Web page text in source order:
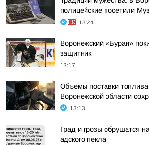
полицейские посетили
13:24
Воронежский «Буран»
защитник
13:17
Объемы поставки
Воронежской области
13:13
Град и грозы обрушатся
адского пекла